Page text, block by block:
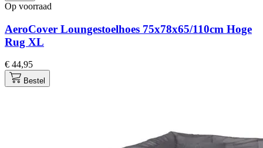
Op voorraad
AeroCover Loungestoelhoes 75x78x65/110cm Hoge
Rug XL
€ 44,95
Bestel